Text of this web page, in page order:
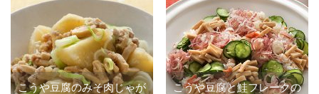
こうや豆腐のみそ肉じゃが
こうや豆腐と鮭フレークの